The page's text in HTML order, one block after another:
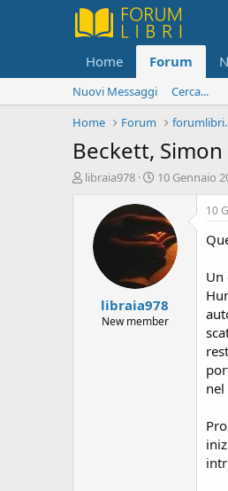
Home Forum
Nuovi Messaggi
Cerca...
Home
Forum
Beckett,
C
libraia978
D
t
a
d
i
n
i
z
10 Gennaio
libraia978
New member
10
Un
nel